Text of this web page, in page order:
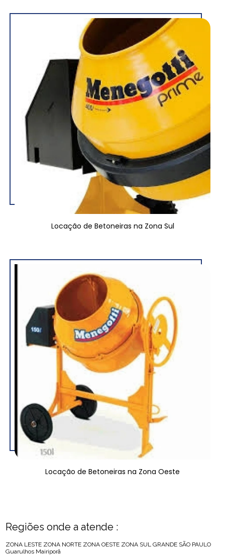
Locação de Betoneiras na Zona Sul
Locação de Betoneiras na Zona Oeste
Regiões onde a atende :
ZONA LESTE ZONA NORTE ZONA OESTE ZONA SUL GRANDE SÃO PAULO
Guarulhos Mairiporã